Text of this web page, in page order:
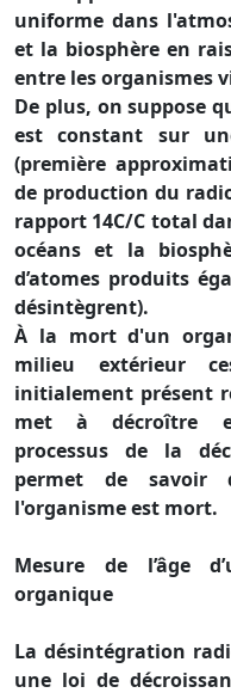
uniforme dans
et la biosphère en
entre les organismes
De plus, on suppose
est constant sur
(première
de production du
rapport 14C/C total
océans et la
d’atomes produits
désintègrent).
À la mort d'un
milieu extérieur
initialement présent
met à décroître
processus de la
permet de savoir
l'organisme est mort.
Mesure de l’âge
organique
La désintégration
une loi de